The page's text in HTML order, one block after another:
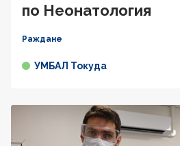
по Неонатология
Раждане
УМБАЛ Токуда